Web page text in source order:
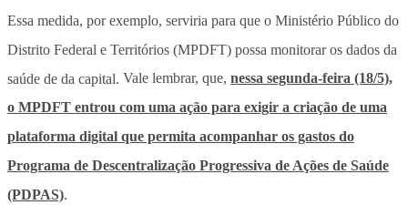
Essa medida, por exemplo, serviria para que o Ministério Público do
Distrito Federal e Territórios (MPDFT) possa monitorar os dados da
saúde de da capital. Vale lembrar, que, nessa segunda-feira (18/5),
o MPDFT entrou com uma ação para exigir a criação de uma
plataforma digital que permita acompanhar os gastos do
Programa de Descentralização Progressiva de Ações de Saúde
(PDPAS).